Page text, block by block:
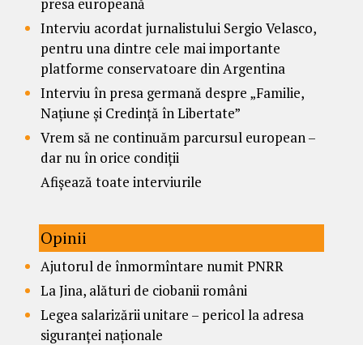
presa europeană
Interviu acordat jurnalistului Sergio Velasco,
pentru una dintre cele mai importante
platforme conservatoare din Argentina
Interviu în presa germană despre „Familie,
Națiune și Credință în Libertate”
Vrem să ne continuăm parcursul european –
dar nu în orice condiții
Afișează toate interviurile
Opinii
Ajutorul de înmormîntare numit PNRR
La Jina, alături de ciobanii români
Legea salarizării unitare – pericol la adresa
siguranței naționale